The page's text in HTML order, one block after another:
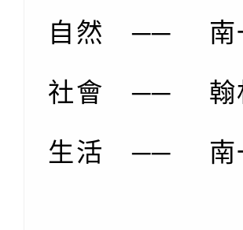
自然 ── 南
社會 ── 翰
生活 ── 南